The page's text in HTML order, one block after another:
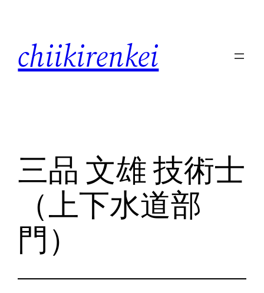
chiikirenkei
三品 文雄 技術士
（上下水道部
門）